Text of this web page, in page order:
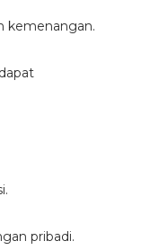
kemenangan.
pribadi.